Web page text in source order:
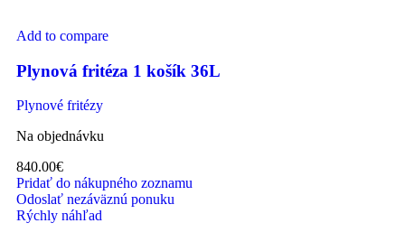
Add to compare
Plynová fritéza 1 košík 36L
Plynové fritézy
Na objednávku
840.00€
Pridať do nákupného zoznamu
Odoslať nezáväznú ponuku
Rýchly náhľad